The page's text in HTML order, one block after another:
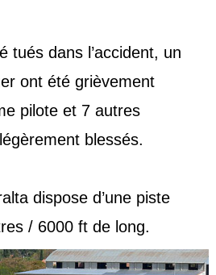
tués dans l’accident, un
ont été grièvement
pilote et 7 autres
blessés.
dispose d’une piste
/ 6000 ft de long.